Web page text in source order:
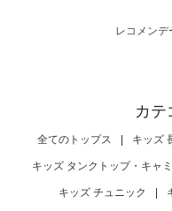
レコメンデ
カテ
全てのトップス | キッズ
キッズ タンクトップ・キャ
キッズ チュニック |